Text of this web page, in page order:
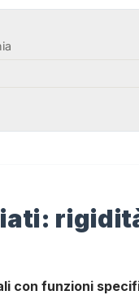
con funzioni